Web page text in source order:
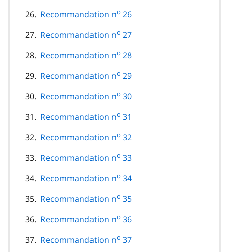
Recommandation no 26
Recommandation no 27
Recommandation no 28
Recommandation no 29
Recommandation no 30
Recommandation no 31
Recommandation no 32
Recommandation no 33
Recommandation no 34
Recommandation no 35
Recommandation no 36
Recommandation no 37